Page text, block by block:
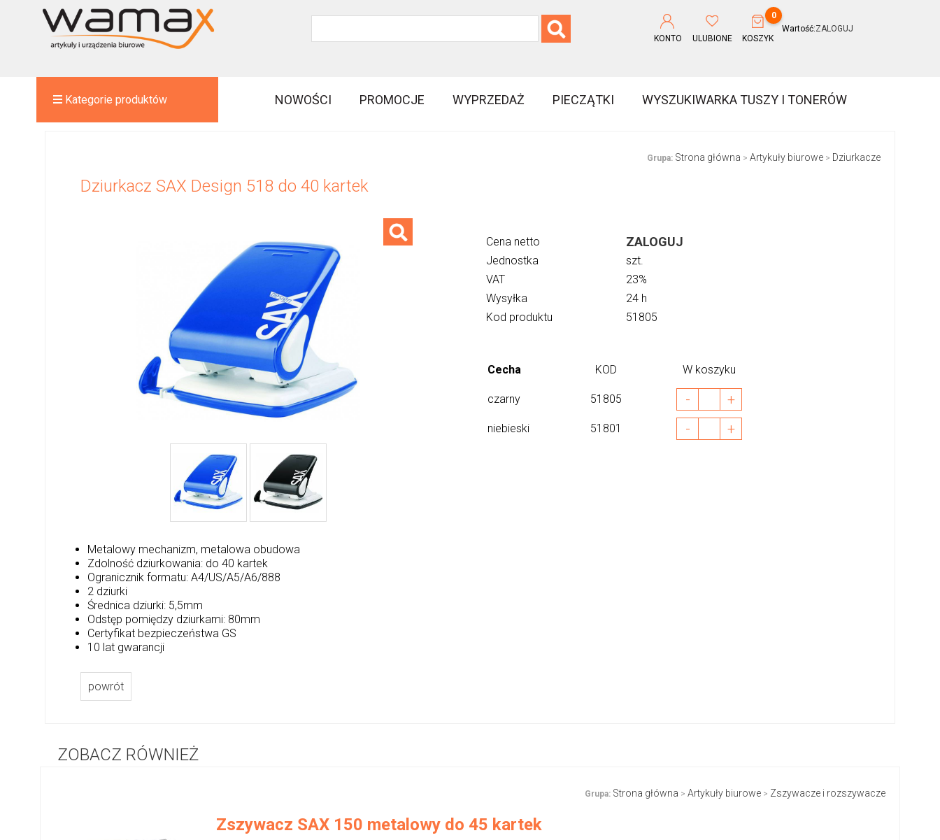
KONTO ULUBIONE
0
KOSZYK
Wartość:ZALOGUJ
Kategorie produktów NOWOŚCI PROMOCJE WYPRZEDAŻ PIECZĄTKI WYSZUKIWARKA TUSZY I TONERÓW
Grupa: Strona główna > Artykuły biurowe> Dziurkacze
Dziurkacz SAX Design 518 do 40 kartek
Cena netto ZALOGUJ
Jednostka
szt.
VAT
23%
Wysyłka
24 h
Kod produktu
51805
Cecha KOD W koszyku
czarny 51805 - +
niebieski 51801 - +
Metalowy mechanizm, metalowa obudowa
Zdolność dziurkowania: do 40 kartek
Ogranicznik formatu: A4/US/A5/A6/888
2 dziurki
Średnica dziurki: 5,5mm
Odstęp pomiędzy dziurkami: 80mm
Certyfikat bezpieczeństwa GS
10 lat gwarancji
powrót
ZOBACZ RÓWNIEŻ
Grupa: Strona główna > Artykuły biurowe > Zszywacze i rozszywacze
Zszywacz SAX 150 metalowy do 45 kartek